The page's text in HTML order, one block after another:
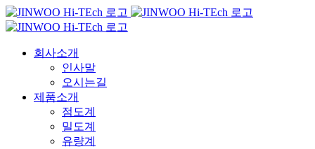
Skip
to
content
회사소개
인사말
오시는길
제품소개
점도계
밀도계
유량계